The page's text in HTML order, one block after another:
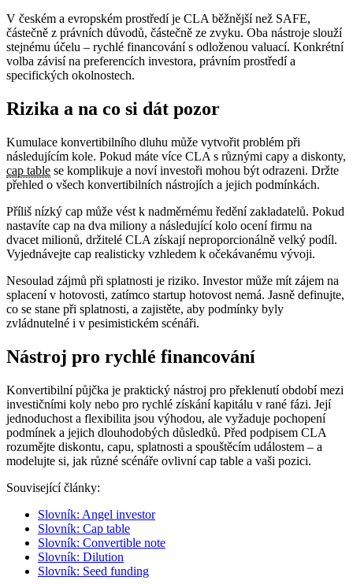
V českém a evropském prostředí je CLA běžnější než SAFE,
částečně z právních důvodů, částečně ze zvyku. Oba nástroje slouží
stejnému účelu – rychlé financování s odloženou valuací. Konkrétní
volba závisí na preferencích investora, právním prostředí a
specifických okolnostech.
Rizika a na co si dát pozor
Kumulace konvertibilního dluhu může vytvořit problém při
následujícím kole. Pokud máte více CLA s různými capy a diskonty,
cap table se komplikuje a noví investoři mohou být odrazeni. Držte
přehled o všech konvertibilních nástrojích a jejich podmínkách.
Příliš nízký cap může vést k nadměrnému ředění zakladatelů. Pokud
nastavíte cap na dva miliony a následující kolo ocení firmu na
dvacet milionů, držitelé CLA získají neproporcio­nálně velký podíl.
Vyjednávejte cap realisticky vzhledem k očekávanému vývoji.
Nesoulad zájmů při splatnosti je riziko. Investor může mít zájem na
splacení v hotovosti, zatímco startup hotovost nemá. Jasně definujte,
co se stane při splatnosti, a zajistěte, aby podmínky byly
zvládnutelné i v pesimistickém scénáři.
Nástroj pro rychlé financování
Konvertibilní půjčka je praktický nástroj pro překlenutí období mezi
investičními koly nebo pro rychlé získání kapitálu v rané fázi. Její
jednoduchost a flexibilita jsou výhodou, ale vyžaduje pochopení
podmínek a jejich dlouhodobých důsledků. Před podpisem CLA
rozumějte diskontu, capu, splatnosti a spouštěcím událostem – a
modelujte si, jak různé scénáře ovlivní cap table a vaši pozici.
Související články:
Slovník: Angel investor
Slovník: Cap table
Slovník: Convertible note
Slovník: Dilution
Slovník: Seed funding